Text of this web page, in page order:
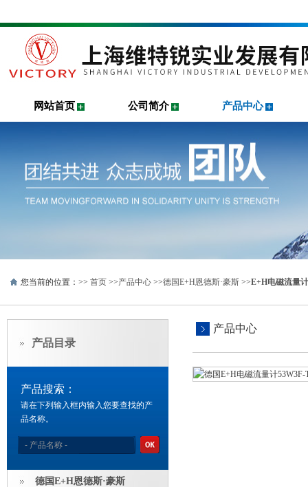
网站首页 公司简介 产品中心
您当前的位置：>> 首页 >>产品中心 >>德国E+H恩德斯·豪斯 >>E+H电磁流量计
产品目录
产品搜索：
请在下列输入框内输入您要查找的产
品名称。
德国E+H恩德斯·豪斯
产品中心